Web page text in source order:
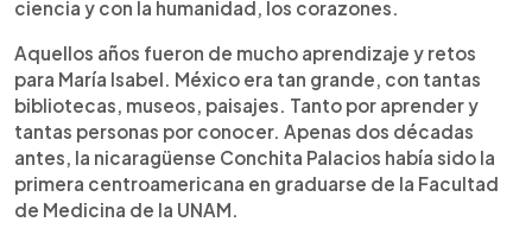
ciencia y con la humanidad, los corazones.
Aquellos años fueron de mucho aprendizaje y retos
para María Isabel. México era tan grande, con tantas
bibliotecas, museos, paisajes. Tanto por aprender y
tantas personas por conocer. Apenas dos décadas
antes, la nicaragüense Conchita Palacios había sido la
primera centroamericana en graduarse de la Facultad
de Medicina de la UNAM.